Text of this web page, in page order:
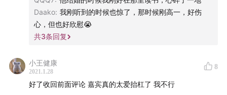
金曲奖获得奖项类别最多的歌手
问鼎金曲奖最佳专辑次数最多的歌手
洲版封面
05年，美国人物杂志评选周杰伦为 世界十大鬼才音乐
人， 亚洲代表歌手唯有周一人上榜
Daako: 我刚听到的时候也惊了，那时候刚高一，好伤
心，但也好欣慰😭
共3条回复
小王健康
2021.1.28
8
好了收回前面评论 嘉宾真的太爱抬杠了 我不行